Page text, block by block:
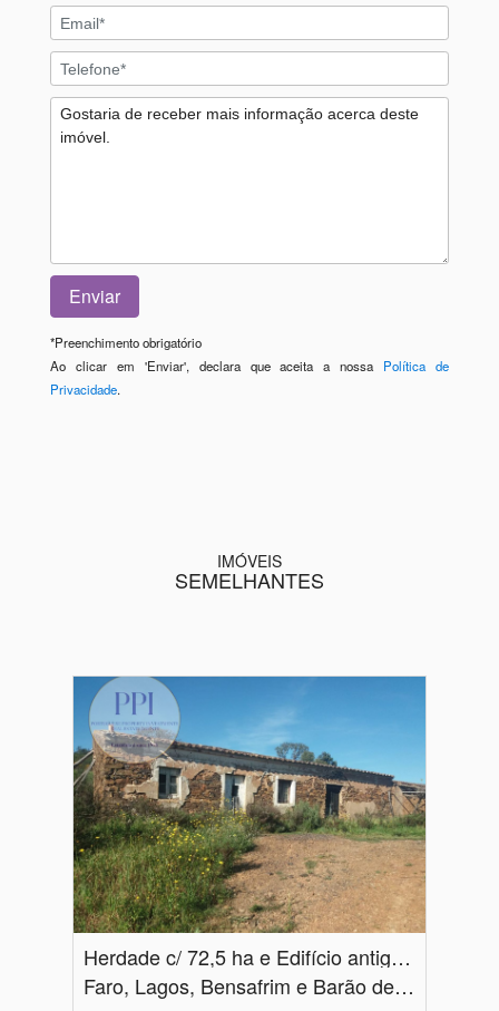
*Preenchimento obrigatório
Ao clicar em 'Enviar', declara que aceita a nossa Política de
Privacidade.
IMÓVEIS
SEMELHANTES
Herdade c/ 72,5 ha e Edifício antigo em ruínas c/ 270 m2
Faro, Lagos, Bensafrim e Barão de São João